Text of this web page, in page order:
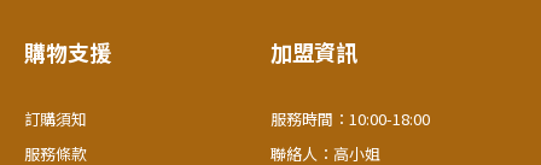
k
-
k
-
購物支援
訂購須知
服務條款
加盟資訊
服務時間：10:00-18:00
聯絡人：高小姐